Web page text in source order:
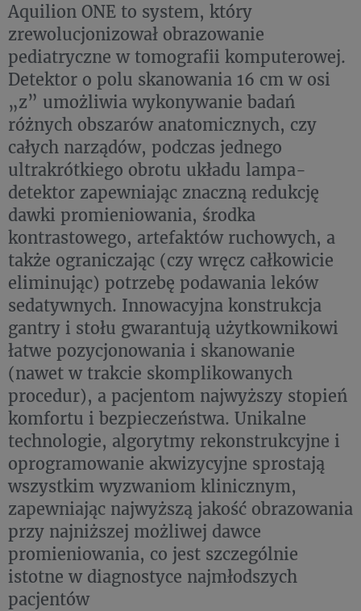
Aquilion ONE to system, który
zrewolucjonizował obrazowanie
pediatryczne w tomografii komputerowej.
Detektor o polu skanowania 16 cm w osi
„z” umożliwia wykonywanie badań
różnych obszarów anatomicznych, czy
całych narządów, podczas jednego
ultrakrótkiego obrotu układu lampa-
detektor zapewniając znaczną redukcję
dawki promieniowania, środka
kontrastowego, artefaktów ruchowych, a
także ograniczając (czy wręcz całkowicie
eliminując) potrzebę podawania leków
sedatywnych. Innowacyjna konstrukcja
gantry i stołu gwarantują użytkownikowi
łatwe pozycjonowania i skanowanie
(nawet w trakcie skomplikowanych
procedur), a pacjentom najwyższy stopień
komfortu i bezpieczeństwa. Unikalne
technologie, algorytmy rekonstrukcyjne i
oprogramowanie akwizycyjne sprostają
wszystkim wyzwaniom klinicznym,
zapewniając najwyższą jakość obrazowania
przy najniższej możliwej dawce
promieniowania, co jest szczególnie
istotne w diagnostyce najmłodszych
pacjentów